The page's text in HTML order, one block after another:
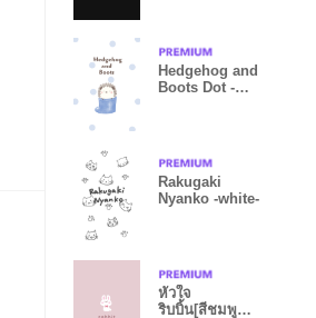
Hedgehog and
Boots Dot -
Rakugaki
Nyanko -white-
หัวใจ
ริบบิ้น[สีชมพู